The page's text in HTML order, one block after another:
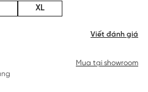
Viết đánh giá
XL
Mua tại showroom